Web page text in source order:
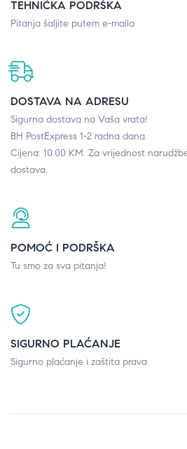
TEHNIČKA PODRŠKA
Pitanja šaljite putem e-maila
DOSTAVA NA ADRESU
Sigurna dostava na Vaša vrata!
BH PostExpress 1-2 radna dana.
Cijena: 10.00 KM. Za vrijednost
dostava.
POMOĆ I PODRŠKA
Tu smo za sva pitanja!
SIGURNO PLAĆANJE
Sigurno plaćanje i zaštita prava